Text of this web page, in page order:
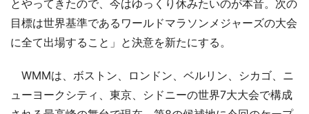
とやってきたので、今はゆっくり休みたいのが本音。次の
目標は世界基準であるワールドマラソンメジャーズの大会
に全て出場すること」と決意を新たにする。
WMMは、ボストン、ロンドン、ベルリン、シカゴ、ニ
ューヨークシティ、東京、シドニーの世界7大大会で構成